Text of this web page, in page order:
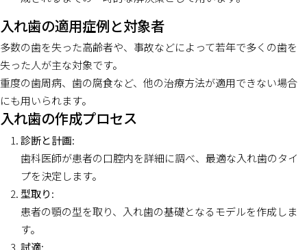
入れ歯の適用症例と対象者
多数の歯を失った高齢者や、事故などによって若年で多くの歯を
失った人が主な対象です。
重度の歯周病、歯の腐食など、他の治療方法が適用できない場合
にも用いられます。
入れ歯の作成プロセス
診断と計画:
歯科医師が患者の口腔内を詳細に調べ、最適な入れ歯のタイ
プを決定します。
型取り:
患者の顎の型を取り、入れ歯の基礎となるモデルを作成しま
す。
試適: